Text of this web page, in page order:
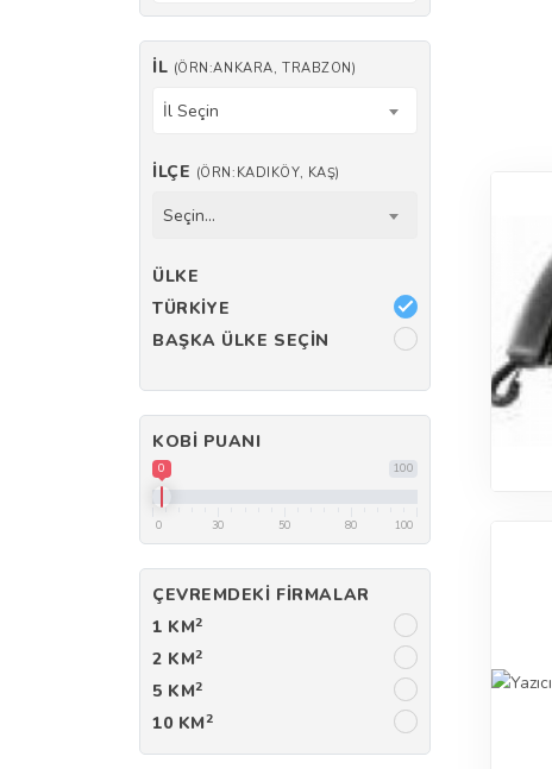
İL (ÖRN:ANKARA, TRABZON)
İl Seçin
İLÇE (ÖRN:KADIKÖY, KAŞ)
Seçin...
ÜLKE
TÜRKIYE
BAŞKA ÜLKE SEÇIN
KOBI PUANI
100
0
0 30 50 80 100
ÇEVREMDEKI FIRMALAR
1 KM2
2 KM2
5 KM2
10 KM2